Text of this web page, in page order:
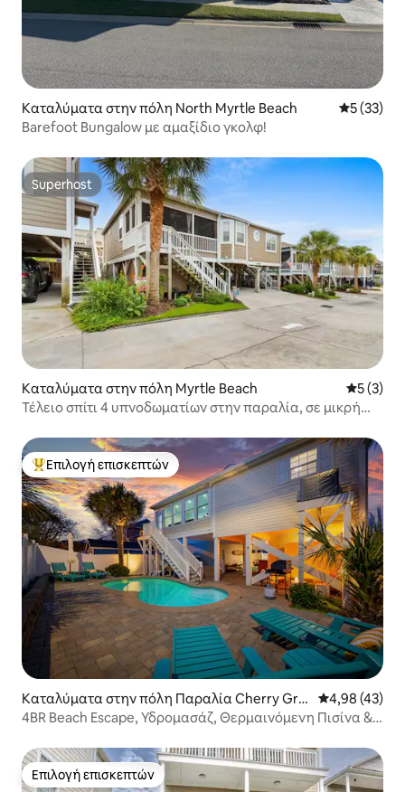
Καταλύματα στην πόλη North Myrtle Beach Μέση
5 (33)
Barefoot Bungalow με αμαξίδιο γκολφ!
Superhost
Superhost
Καταλύματα στην πόλη Myrtle Beach Μέση
5 (3)
Τέλειο σπίτι 4 υπνοδωματίων στην παραλία, σε μικρή
Κορυφαία επιλογή επισκεπτών
Επιλογή επισκεπτών
Καταλύματα στην πόλη Παραλία Cherry Gro
ve
Μέση
4,98 (43)
4BR Beach Escape, Υδρομασάζ, Θερμαινόμενη Πισίνα &
Επιλογή επισκεπτών
Επιλογή επισκεπτών